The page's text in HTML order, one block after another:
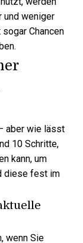
und weniger
Chancen
aber wie lässt
10 Schritte,
kann, um
diese fest im
wenn Sie